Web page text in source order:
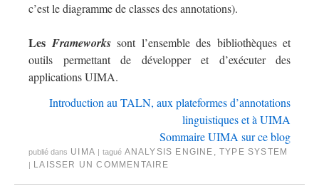
c’est le diagramme de classes des annotations).
Les Frameworkssont l’ensemble des bibliothèques et
outils permettant de développer et d’exécuter des
applications UIMA.
Introduction au TALN, aux plateformes d’annotations
linguistiques et à UIMA
Sommaire UIMA sur ce blog
publié dans UIMA | tagué ANALYSIS ENGINE ,TYPE SYSTEM
| LAISSER UN COMMENTAIRE